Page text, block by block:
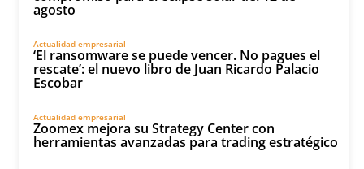
agosto
Actualidad empresarial
‘El ransomware se puede vencer. No pagues el
rescate’: el nuevo libro de Juan Ricardo Palacio
Escobar
Actualidad empresarial
Zoomex mejora su Strategy Center con
herramientas avanzadas para trading estratégico